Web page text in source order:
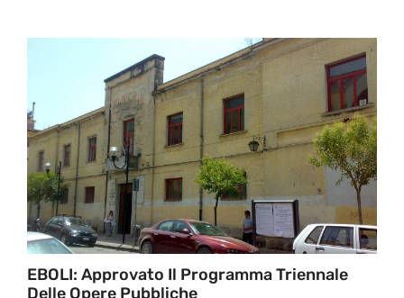
EBOLI: Approvato Il Programma Triennale
Delle Opere Pubbliche